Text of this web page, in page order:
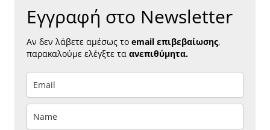
Εγγραφή στο Newsletter
Αν δεν λάβετε αμέσως το email επιβεβαίωσης,
παρακαλούμε ελέγξτε τα ανεπιθύμητα.